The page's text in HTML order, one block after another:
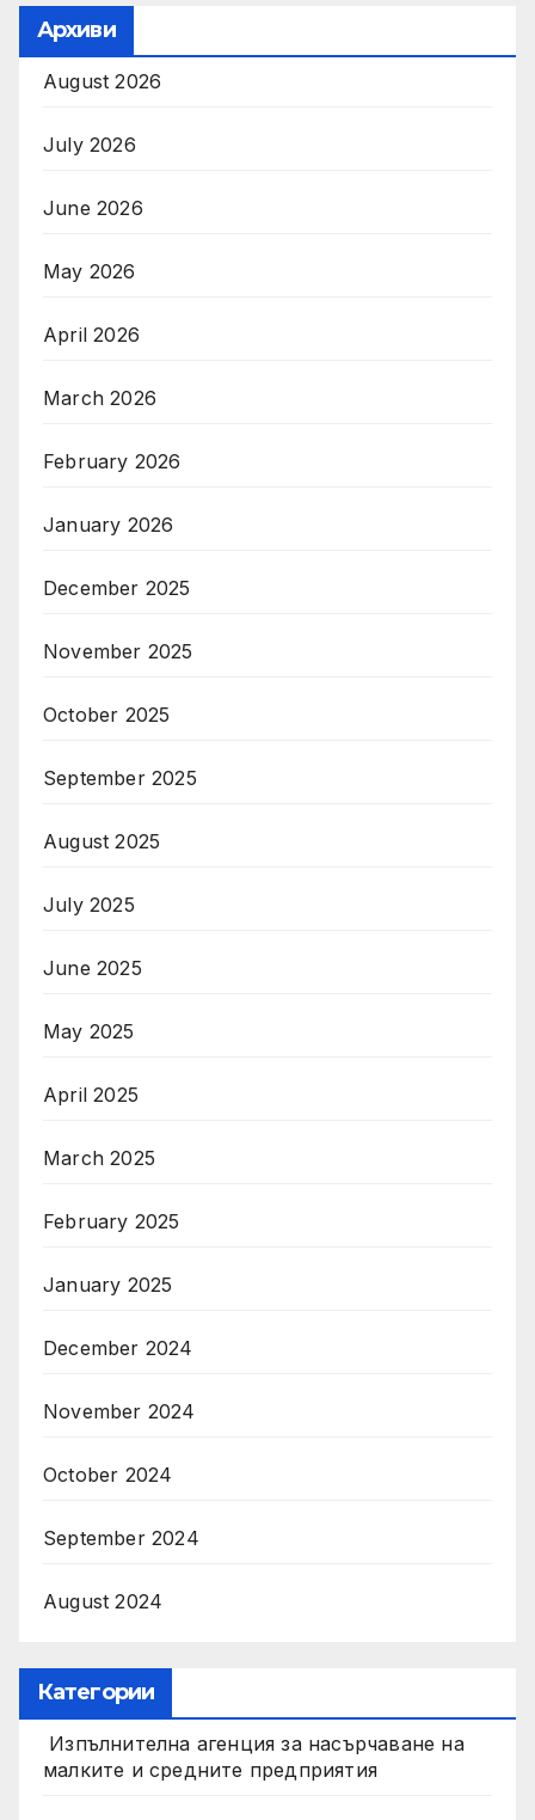
Архиви
August 2026
July 2026
June 2026
May 2026
April 2026
March 2026
February 2026
January 2026
December 2025
November 2025
October 2025
September 2025
August 2025
July 2025
June 2025
May 2025
April 2025
March 2025
February 2025
January 2025
December 2024
November 2024
October 2024
September 2024
August 2024
Категории
Изпълнителна агенция за насърчаване на
малките и средните предприятия